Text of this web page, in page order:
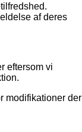
af deres
eftersom vi
modifikationer der